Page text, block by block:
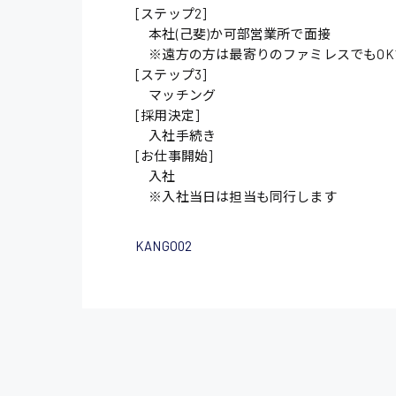
[ステップ2]
本社(己斐)か可部営業所で面接
※遠方の方は最寄りのファミレスでも
[ステップ3]
マッチング
[採用決定]
入社手続き
[お仕事開始]
入社
※入社当日は担当も同行します
KANGO02